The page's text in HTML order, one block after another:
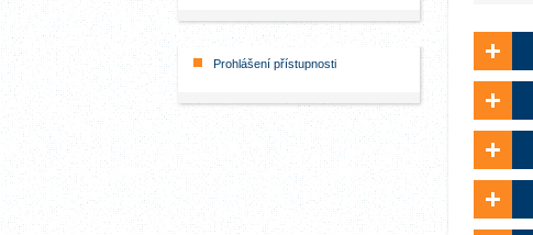
Prohlášení přístupnosti